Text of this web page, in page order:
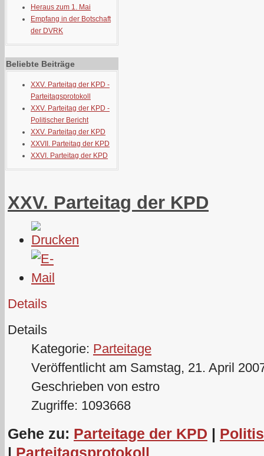
Heraus zum 1. Mai
Empfang in der Botschaft
der DVRK
Beliebte Beiträge
XXV. Parteitag der KPD -
Parteitagsprotokoll
XXV. Parteitag der KPD -
Politischer Bericht
XXV. Parteitag der KPD
XXVII. Parteitag der KPD
XXVI. Parteitag der KPD
XXV. Parteitag der KPD
Details
Details
Kategorie: Parteitage
Veröffentlicht am Samstag, 21. April
Geschrieben von estro
Zugriffe: 1093668
Gehe zu: Parteitage der KPD |
| Parteitagsprotokoll